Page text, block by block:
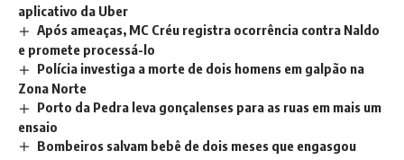
aplicativo da Uber
Após ameaças, MC Créu registra ocorrência contra Naldo
e promete processá-lo
Polícia investiga a morte de dois homens em galpão na
Zona Norte
Porto da Pedra leva gonçalenses para as ruas em mais um
ensaio
Bombeiros salvam bebê de dois meses que engasgou